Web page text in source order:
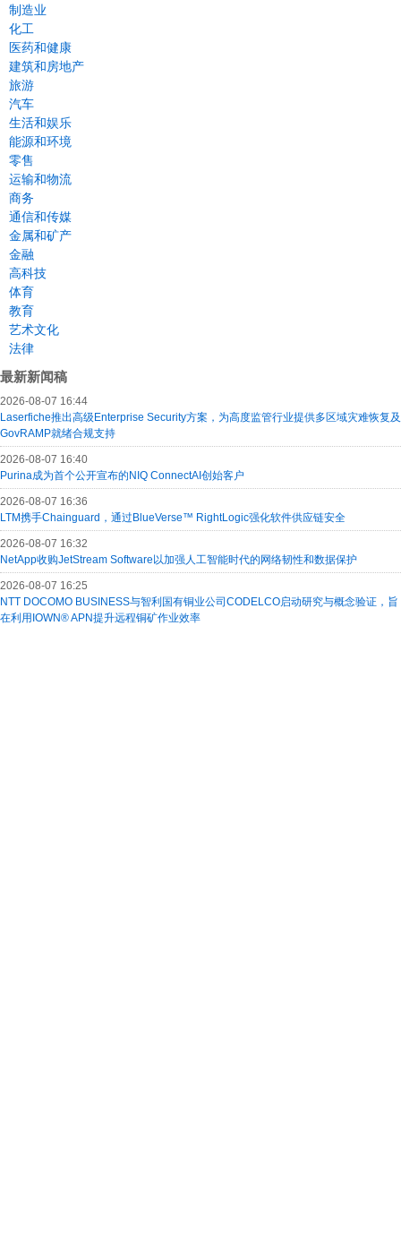
制造业
化工
医药和健康
建筑和房地产
旅游
汽车
生活和娱乐
能源和环境
零售
运输和物流
商务
通信和传媒
金属和矿产
金融
高科技
体育
教育
艺术文化
法律
最新新闻稿
2026-08-07 16:44
Laserfiche推出高级Enterprise Security方案，为高度监管行业提供多区域灾难恢复及
GovRAMP就绪合规支持
2026-08-07 16:40
Purina成为首个公开宣布的NIQ ConnectAI创始客户
2026-08-07 16:36
LTM携手Chainguard，通过BlueVerse™ RightLogic强化软件供应链安全
2026-08-07 16:32
NetApp收购JetStream Software以加强人工智能时代的网络韧性和数据保护
2026-08-07 16:25
NTT DOCOMO BUSINESS与智利国有铜业公司CODELCO启动研究与概念验证，旨
在利用IOWN® APN提升远程铜矿作业效率